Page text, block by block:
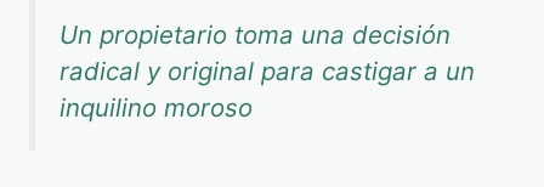
Un propietario toma una decisión
radical y original para castigar a un
inquilino moroso